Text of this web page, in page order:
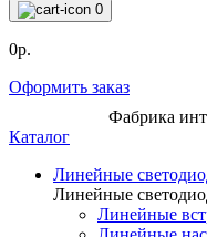
0
0р.
Оформить заказ
Фабрика
Каталог
Линейные
Линейные
Линейные